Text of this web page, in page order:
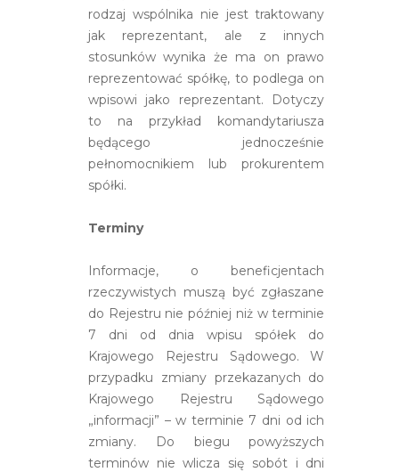
rodzaj wspólnika nie jest traktowany
jak reprezentant, ale z innych
stosunków wynika że ma on prawo
reprezentować spółkę, to podlega on
wpisowi jako reprezentant. Dotyczy
to na przykład komandytariusza
będącego jednocześnie
pełnomocnikiem lub prokurentem
spółki.
Terminy
Informacje, o beneficjentach
rzeczywistych muszą być zgłaszane
do Rejestru nie później niż w terminie
7 dni od dnia wpisu spółek do
Krajowego Rejestru Sądowego. W
przypadku zmiany przekazanych do
Krajowego Rejestru Sądowego
„informacji” – w terminie 7 dni od ich
zmiany. Do biegu powyższych
terminów nie wlicza się sobót i dni